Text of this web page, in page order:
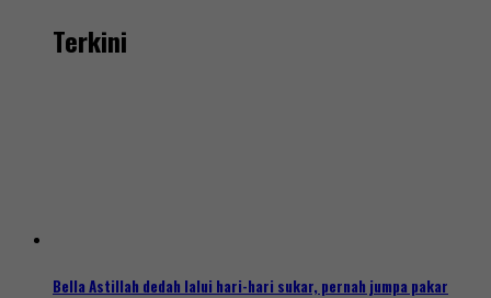
Terkini
Bella Astillah dedah lalui hari-hari sukar, pernah jumpa pakar